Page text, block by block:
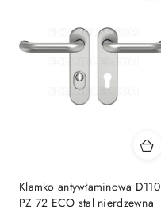
Klamko antywłaminowa D110
PZ 72 ECO stal nierdzewna